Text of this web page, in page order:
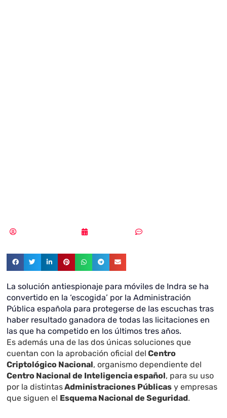
La solución antiespionaje para móviles de Indra se ha
convertido en la ‘escogida’ por la Administración
Pública española para protegerse de las escuchas tras
haber resultado ganadora de todas las licitaciones en
las que ha competido en los últimos tres años.
Es además una de las dos únicas soluciones que
cuentan con la aprobación oficial del Centro
Criptológico Nacional, organismo dependiente del
Centro Nacional de Inteligencia español, para su uso
por la distintasAdministraciones Públicas y empresas
que siguen el Esquema Nacional de Seguridad.